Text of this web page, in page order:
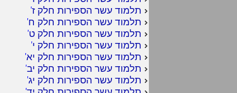
תלמוד עשר הספירות חלק ז'
תלמוד עשר הספירות חלק ח'
תלמוד עשר הספירות חלק ט'
תלמוד עשר הספירות חלק י'
תלמוד עשר הספירות חלק יא'
תלמוד עשר הספירות חלק יב'
תלמוד עשר הספירות חלק יג'